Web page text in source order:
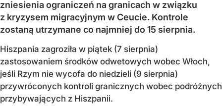
zniesienia ograniczeń na granicach w związku
z kryzysem migracyjnym w Ceucie. Kontrole
zostaną utrzymane co najmniej do 15 sierpnia.
Hiszpania zagroziła w piątek (7 sierpnia)
zastosowaniem środków odwetowych wobec Włoch,
jeśli Rzym nie wycofa do niedzieli (9 sierpnia)
przywróconych kontroli granicznych wobec podróżnych
przybywających z Hiszpanii.